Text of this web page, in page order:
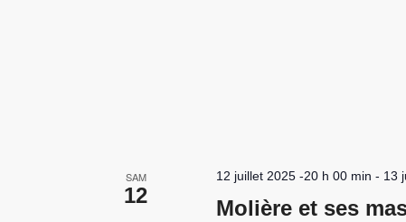
SAM
12
12 juillet 2025 -20 h 00 min - 13
Molière et ses